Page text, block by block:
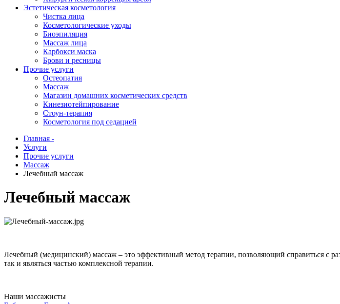
Эстетическая косметология
Чистка лица
Косметологические уходы
Биоэпиляция
Массаж лица
Карбокси маска
Брови и ресницы
Прочие услуги
Остеопатия
Массаж
Магазин домашних косметических средств
Кинезиотейпирование
Стоун-терапия
Косметология под седацией
Главная -
Услуги
Прочие услуги
Массаж
Лечебный массаж
Лечебный массаж
Лечебный (медицинский) массаж – это эффективный метод терапии, позволяющий справиться с
так и являться частью комплексной терапии.
Наши массажисты